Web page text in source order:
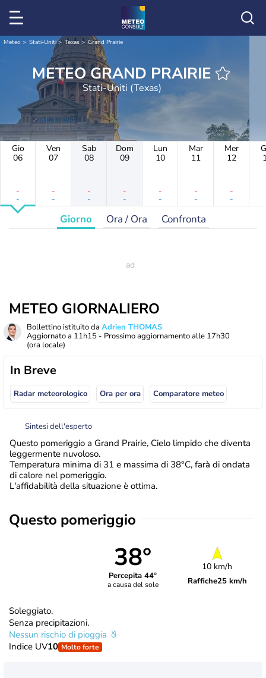
Meteo Stati-Uniti Texas Grand Prairie
METEO GRAND PRAIRIE
Stati-Uniti (Texas)
Gio
06
-
-
Ven
07
-
-
Sab
08
-
-
Dom
09
-
-
Lun
10
-
-
Mar
11
-
-
Mer
12
-
-
Giorno Ora / Ora Confronta
METEO GIORNALIERO
Bollettino istituito da Adrien THOMAS
Aggiornato a 11h15 - Prossimo aggiornamento alle 17h30
(ora locale)
In Breve
Radar meteorologico Ora per ora Comparatore meteo
Sintesi dell'esperto
Questo pomeriggio a Grand Prairie, Cielo limpido che diventa
leggermente nuvoloso.
Temperatura minima di 31 e massima di 38°C, farà di ondata
di calore nel pomeriggio.
L'affidabilità della situazione è ottima.
Questo pomeriggio
38°
Percepita 44°
a causa del sole
10 km/h
Raffiche25 km/h
Soleggiato.
Senza precipitazioni.
Nessun rischio di pioggia
Indice UV10 Molto forte